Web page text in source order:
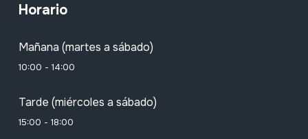
Horario
Mañana (martes a sábado)
10:00 - 14:00
Tarde (miércoles a sábado)
15:00 - 18:00